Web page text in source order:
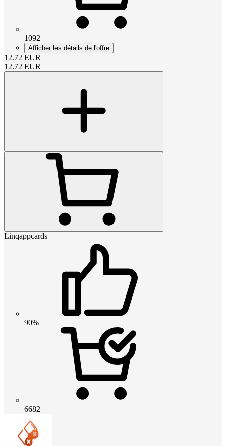
1092
Afficher les détails de l'offre
12.72 EUR
12.72 EUR
Linqappcards
90%
6682